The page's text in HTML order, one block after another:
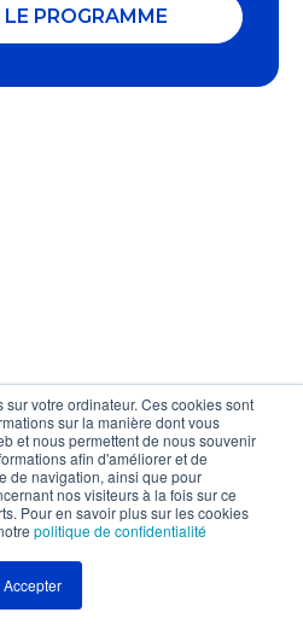
votre ordinateur. Ces cookies sont
sur la manière dont vous
et nous permettent de nous souvenir
afin d'améliorer et de
de navigation, ainsi que pour
nos visiteurs à la fois sur ce
Pour en savoir plus sur les cookies
politique de confidentialité
Accepter